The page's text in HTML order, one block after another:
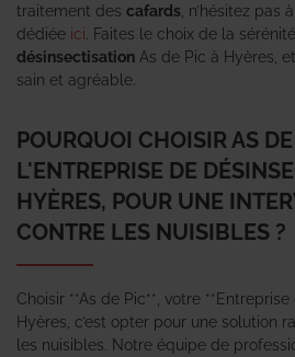
traitement des cafards , n’hésitez
dédiée ici . Faites le choix de la
désinsectisation As de Pic à Hyères,
sain et agréable.
POURQUOI CHOISIR AS
L'ENTREPRISE DE
HYÈRES, POUR UNE
CONTRE LES NUISIBLES ?
Choisir **As de Pic**, votre
Hyères, c’est opter pour une solution
les nuisibles. Notre équipe de